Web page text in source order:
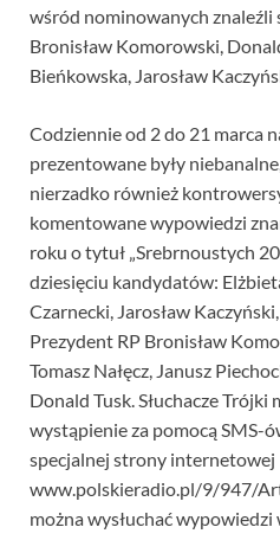
wśród nominowanych znaleźli
Bronisław Komorowski,
Bieńkowska, Jarosław
Codziennie od 2 do 21 marca
prezentowane były
nierzadko również
komentowane wypowiedzi
roku o tytuł „Srebrnoustych
dziesięciu kandydatów:
Czarnecki, Jarosław
Prezydent RP Bronisław
Tomasz Nałęcz, Janusz
Donald Tusk. Słuchacze Trójki
wystąpienie za pomocą SMS-
specjalnej strony internetowej
www.polskieradio.pl/9/947/
można wysłuchać